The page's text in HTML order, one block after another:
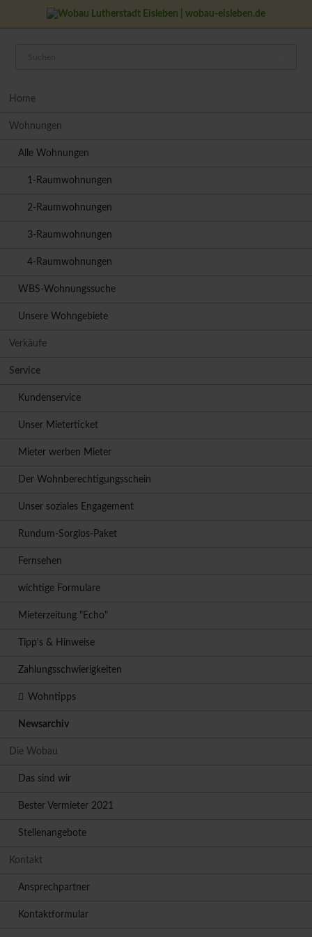
Home
Wohnungen
Alle Wohnungen
1-Raumwohnungen
2-Raumwohnungen
3-Raumwohnungen
4-Raumwohnungen
WBS-Wohnungssuche
Unsere Wohngebiete
Verkäufe
Service
Kundenservice
Unser Mieterticket
Mieter werben Mieter
Der Wohnberechtigungsschein
Unser soziales Engagement
Rundum-Sorglos-Paket
Fernsehen
wichtige Formulare
Mieterzeitung "Echo"
Tipp's & Hinweise
Zahlungsschwierigkeiten
Wohntipps
Newsarchiv
Die Wobau
Das sind wir
Bester Vermieter 2021
Stellenangebote
Kontakt
Ansprechpartner
Kontaktformular